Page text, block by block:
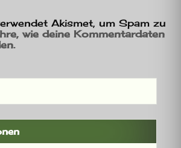
Akismet, um Spam zu
wie deine Kommentardaten